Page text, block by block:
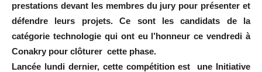
prestations devant les membres du jury pour présenter et
défendre leurs projets. Ce sont les candidats de la
catégorie technologie qui ont eu l’honneur ce vendredi à
Conakry pour clôturer cette phase.
Lancée lundi dernier, cette compétition est une Initiative